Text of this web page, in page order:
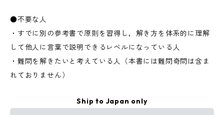
●不要な人
・すでに別の参考書で原則を習得し，解き方を体系的に理解
して他人に言葉で説明できるレベルになっている人
・難問を解きたいと考えている人（本書には難問奇問は含ま
れておりません）
Ship to Japan only